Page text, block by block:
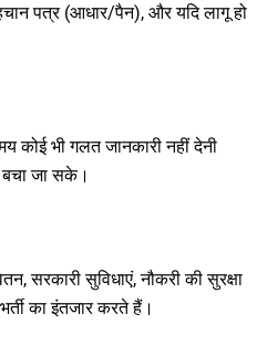
पत्र (आधार/पैन), और यदि लागू हो
कोई भी गलत जानकारी नहीं देनी
बचा जा सके।
सरकारी सुविधाएं, नौकरी की सुरक्षा
का इंतजार करते हैं।